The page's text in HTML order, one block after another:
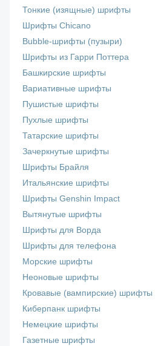
Тонкие (изящные) шрифты
Шрифты Chicano
Bubble-шрифты (пузыри)
Шрифты из Гарри Поттера
Башкирские шрифты
Вариативные шрифты
Пушистые шрифты
Пухлые шрифты
Татарские шрифты
Зачеркнутые шрифты
Шрифты Брайля
Итальянские шрифты
Шрифты Genshin Impact
Вытянутые шрифты
Шрифты для Ворда
Шрифты для телефона
Морские шрифты
Неоновые шрифты
Кровавые (вампирские) шрифты
Киберпанк шрифты
Немецкие шрифты
Газетные шрифты